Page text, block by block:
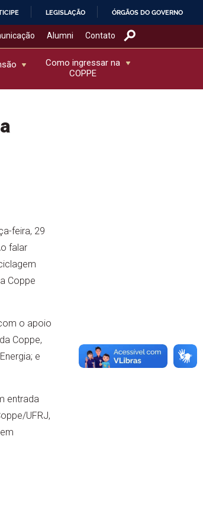
LEGISLAÇÃO ÓRGÃOS DO GOVERNO
Alumni Contato
Como ingressar na
COPPE
feira, 29
falar
Coppe
o apoio
Coppe,
e
entrada
UFRJ,